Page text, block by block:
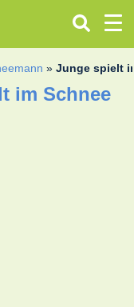
»Junge spielt
im Schnee